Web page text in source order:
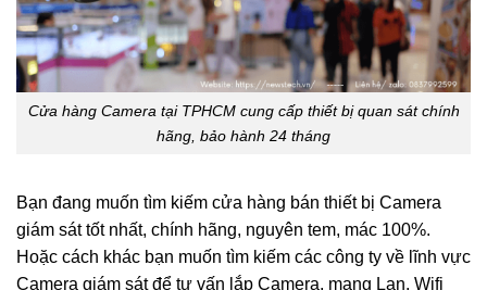
Cửa hàng Camera tại TPHCM cung cấp thiết bị quan sát chính
hãng, bảo hành 24 tháng
Bạn đang muốn tìm kiếm cửa hàng bán thiết bị Camera
giám sát tốt nhất, chính hãng, nguyên tem, mác 100%.
Hoặc cách khác bạn muốn tìm kiếm các công ty về lĩnh vực
Camera giám sát để tư vấn lắp Camera, mạng Lan, Wifi